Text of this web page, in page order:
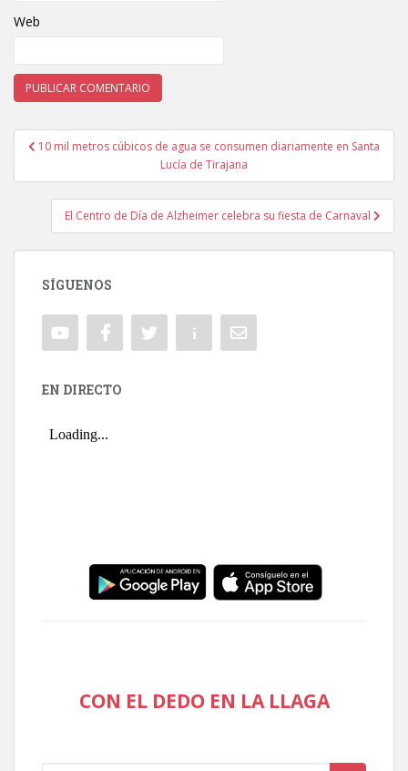
Web
Navegación de entradas
10 mil metros cúbicos de agua se consumen diariamente en Santa
Lucía de Tirajana
El Centro de Día de Alzheimer celebra su fiesta de Carnaval
SÍGUENOS
EN DIRECTO
CON EL DEDO EN LA LLAGA